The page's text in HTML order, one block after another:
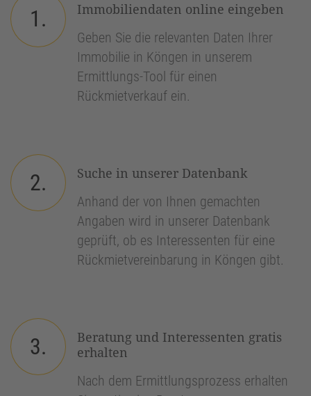
1.
Immobiliendaten online eingeben
Geben Sie die relevanten Daten Ihrer
Immobilie in Köngen in unserem
Ermittlungs-Tool für einen
Rückmietverkauf ein.
2.
Suche in unserer Datenbank
Anhand der von Ihnen gemachten
Angaben wird in unserer Datenbank
geprüft, ob es Interessenten für eine
Rückmietvereinbarung in Köngen gibt.
3.
Beratung und Interessenten gratis
erhalten
Nach dem Ermittlungsprozess erhalten